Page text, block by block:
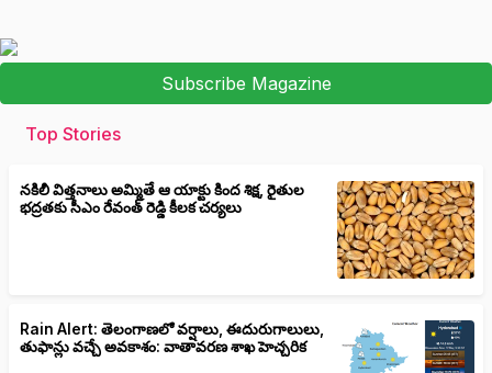
Subscribe Magazine
Top Stories
నకిలీ విత్తనాలు అమ్మితే ఆ యాక్టు కింద శిక్ష, రైతుల
భద్రతకు సీఎం రేవంత్ రెడ్డి కీలక చర్యలు
Rain Alert: తెలంగాణలో వర్షాలు, ఈదురుగాలులు,
తుఫాన్లు వచ్చే అవకాశం: వాతావరణ శాఖ హెచ్చరిక